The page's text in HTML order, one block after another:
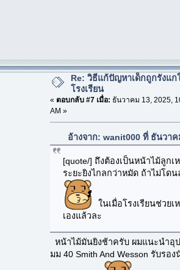
Re: วิธีแก้ปัญหาเด็กถูกรังแก
โรงเรียน
« ตอบกลับ #7 เมื่อ: ธันวาคม 13, 2025,
AM »
อ้างจาก: wanit000 ที่ ธันวา
[quote/] ถึงต้องเป็นหน้าไม้ลูกเ
ระยะยิงไกลกว่าหมัด ถ้าไม่โด
ในเมื่อโรงเรียนช่วย
เองแล้วละ
หน้าไม้มันยิงช้าครับ ผมแนะนำอุ
มม 40 Smith And Wesson รับรอ